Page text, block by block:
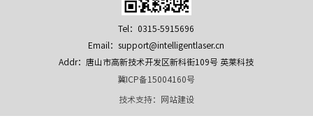
Tel：0315-5915696
Email：support@intelligentlaser.cn
Addr：唐山市高新技术开发区新科街109号 英莱科技
冀ICP备15004160号
技术支持： 网站建设